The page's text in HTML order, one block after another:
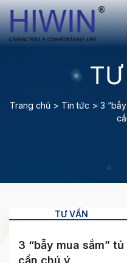
Trang chủ > Tin tức > 3
TƯ VẤN
3 “bẫy mua sắm”
cần chú ý